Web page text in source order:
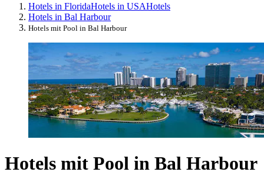
Hotels in FloridaHotels in USAHotels
Hotels in Bal Harbour
Hotels mit Pool in Bal Harbour
Hotels mit Pool in Bal Harbour